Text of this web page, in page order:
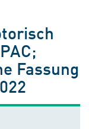
Fassung